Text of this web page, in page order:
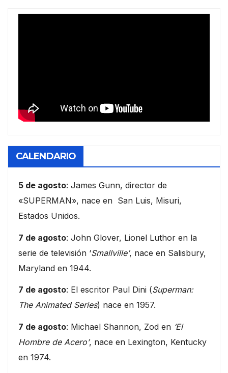
CALENDARIO
5 de agosto: James Gunn, director de
«SUPERMAN», nace en San Luis, Misuri,
Estados Unidos.
7 de agosto: John Glover, Lionel Luthor en la
serie de televisión ‘Smallville’, nace en Salisbury,
Maryland en 1944.
7 de agosto: El escritor Paul Dini (Superman:
The Animated Series) nace en 1957.
7 de agosto: Michael Shannon, Zod en ‘El
Hombre de Acero’, nace en Lexington, Kentucky
en 1974.